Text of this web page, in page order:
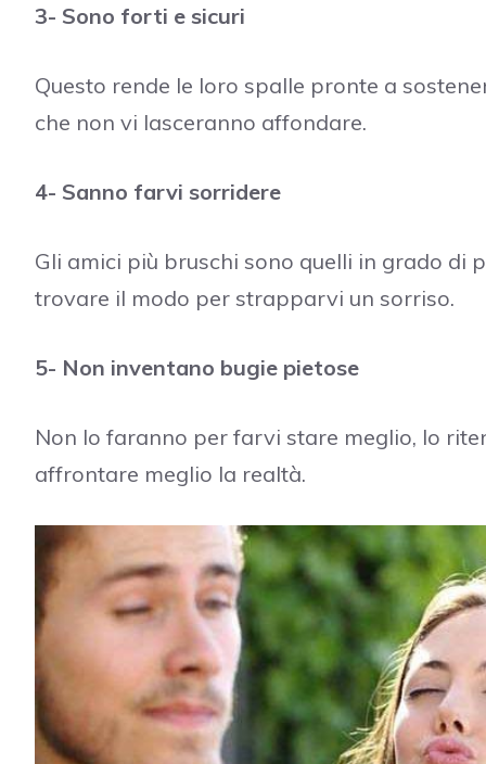
3- Sono forti e sicuri
Questo rende le loro spalle pronte a
che non vi lasceranno affondare.
4- Sanno farvi sorridere
Gli amici più bruschi sono quelli in grado di
trovare il modo per strapparvi un sorriso.
5- Non inventano bugie pietose
Non lo faranno per farvi stare meglio, lo
affrontare meglio la realtà.